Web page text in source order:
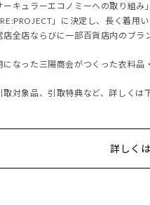
ーキュラーエコノミーへの取り組
」に決定し、長く着用
店全店ならびに一部百貨店内のブラ
になった三陽商会がつくった衣料品
対象品、引取特典など、詳しくは
詳しく